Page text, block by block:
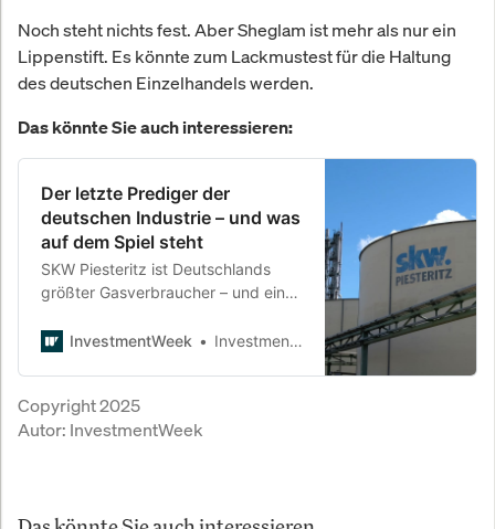
Noch steht nichts fest. Aber Sheglam ist mehr als nur ein
Lippenstift. Es könnte zum Lackmustest für die Haltung
des deutschen Einzelhandels werden.
Das könnte Sie auch interessieren:
Der letzte Prediger der
deutschen Industrie – und was
auf dem Spiel steht
SKW Piesteritz ist Deutschlands
größter Gasverbraucher – und ein
Industriepolitik, Energiepreisen und
kämpft gegen die Insolvenz. Und
gegen das Vergessen.
InvestmentWeek InvestmentWeek
Copyright 2025
Autor: InvestmentWeek